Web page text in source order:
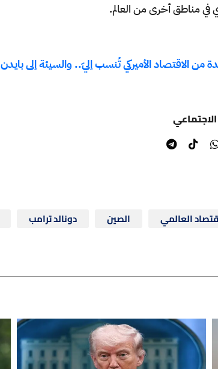
في مناطق أخرى من العالم.
من الاقتصاد الأميركي تُنسب إليّ.. والسيئة إلى بايدن
العالمي الصين دونالد ترامب